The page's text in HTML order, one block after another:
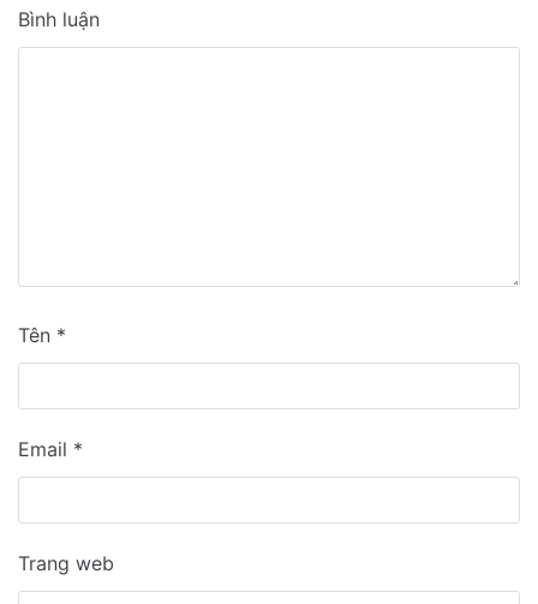
Bình luận
Tên *
Email *
Trang web